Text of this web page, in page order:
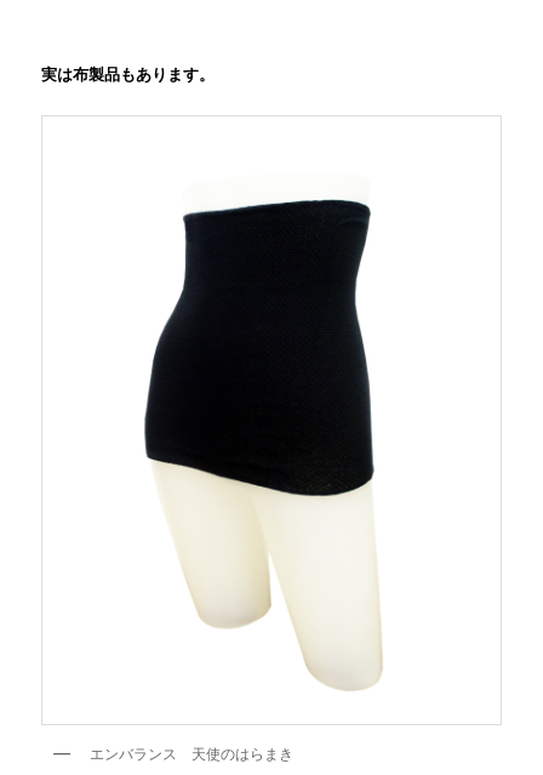
実は布製品もあります。
エンバランス 天使のはらまき